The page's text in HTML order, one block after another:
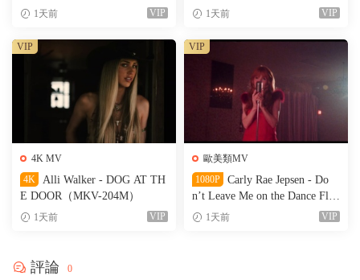
M）1天前 VIP 1天前 VIP
4K MV
4K
Alli Walker - DOG AT TH
E DOOR（MKV-204M）
1天前 VIP
VIP
歐美類MV
1080P
Carly Rae Jepsen - Do
n’t Leave Me on the Dance Floo
r（WEB-151M）
1天前 VIP
VIP
評論 0